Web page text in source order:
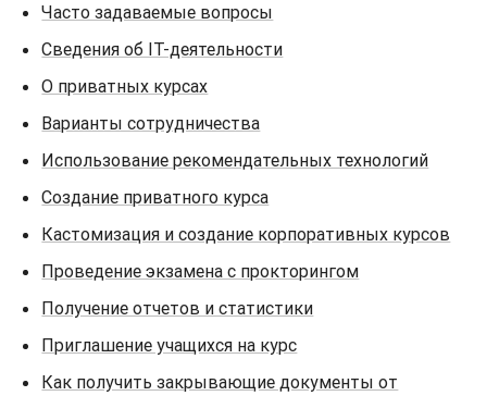
Часто задаваемые вопросы
Сведения об IT-деятельности
О приватных курсах
Варианты сотрудничества
Использование рекомендательных технологий
Создание приватного курса
Кастомизация и создание корпоративных курсов
Проведение экзамена с прокторингом
Получение отчетов и статистики
Приглашение учащихся на курс
Как получить закрывающие документы от